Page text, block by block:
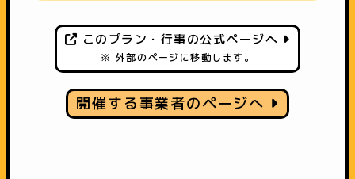
このプラン・行事の公式ページへ
※ 外部のページに移動します。
開催する事業者のページへ